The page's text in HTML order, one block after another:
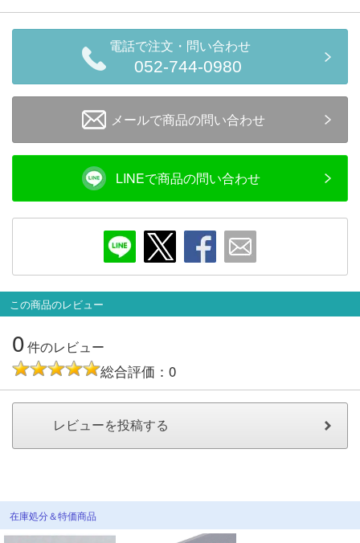
関東
中部 関西
九州・沖縄
お役立ち情報
商品レビュー
メルマガ登録 LINEお友達登録
ヘルプページ
ログイン/マイページ
電話で注文・問い合わせ
052-744-0980
メールで商品の問い合わせ
LINEで商品の問い合わせ
この商品のレビュー
0件のレビュー
総合評価：0
在庫処分＆特価商品